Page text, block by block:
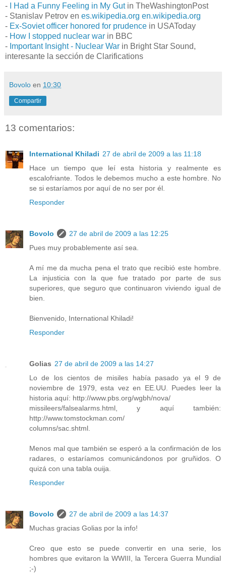
- I Had a Funny Feeling in My Gutin TheWashingtonPost
- Stanislav Petrov en es.wikipedia.org en.wikipedia.org
- Ex-Soviet officer honored for prudence in USAToday
- How I stopped nuclear war in BBC
- Important Insight - Nuclear War in Bright Star Sound,
interesante la sección de Clarifications
Bovolo en 10:30
Compartir
13 comentarios:
International Khiladi 27 de abril de 2009 a las 11:18
Hace un tiempo que leí esta historia y realmente es
escalofriante. Todos le debemos mucho a este hombre. No
se si estaríamos por aquí de no ser por él.
Responder
Bovolo
27 de abril de 2009 a las 12:25
Pues muy probablemente así sea.
A mí me da mucha pena el trato que recibió este hombre.
La injusticia con la que fue tratado por parte de sus
superiores, que seguro que continuaron viviendo igual de
bien.
Bienvenido, International Khiladi!
Responder
Golias 27 de abril de 2009 a las 14:27
Lo de los cientos de misiles había pasado ya el 9 de
noviembre de 1979, esta vez en EE.UU. Puedes leer la
historia aquí: http://www.pbs.org/wgbh/nova/
missileers/falsealarms.html, y aquí también:
http://www.tomstockman.com/
columns/sac.shtml.
Menos mal que también se esperó a la confirmación de los
radares, o estaríamos comunicándonos por gruñidos. O
quizá con una tabla ouija.
Responder
Bovolo
27 de abril de 2009 a las 14:37
Muchas gracias Golias por la info!
Creo que esto se puede convertir en una serie, los
hombres que evitaron la WWIII, la Tercera Guerra Mundial
;-)